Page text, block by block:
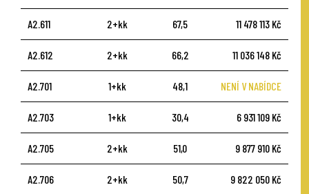
A2.611 2+kk 67,5 11 478 113 Kč
A2.612 2+kk 66,2 11 036 148 Kč
A2.701 1+kk 48,1 NENÍ V NABÍDCE
A2.703 1+kk 30,4 6 931 109 Kč
A2.705 2+kk 51,0 9 877 910 Kč
A2.706 2+kk 50,7 9 822 050 Kč